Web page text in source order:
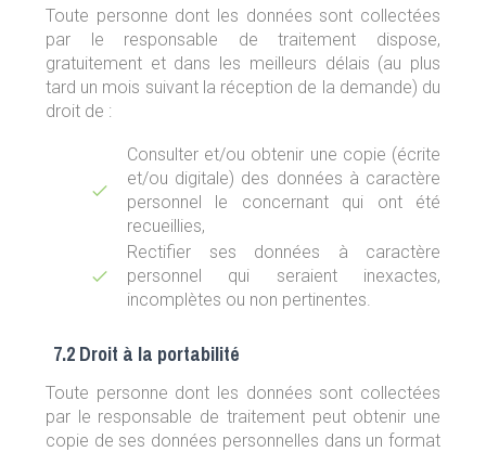
Toute personne dont les données sont collectées
par le responsable de traitement dispose,
gratuitement et dans les meilleurs délais (au plus
tard un mois suivant la réception de la demande) du
droit de :
Consulter et/ou obtenir une copie (écrite
et/ou digitale) des données à caractère
personnel le concernant qui ont été
recueillies,
Rectifier ses données à caractère
personnel qui seraient inexactes,
incomplètes ou non pertinentes.
7.2 Droit à la portabilité
Toute personne dont les données sont collectées
par le responsable de traitement peut obtenir une
copie de ses données personnelles dans un format